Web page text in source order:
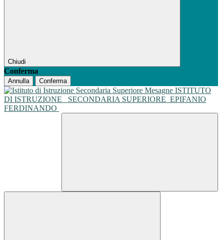
Chiudi
Conferma
Annulla Conferma
ISTITUTO
DI ISTRUZIONE
SECONDARIA SUPERIORE EPIFANIO
FERDINANDO